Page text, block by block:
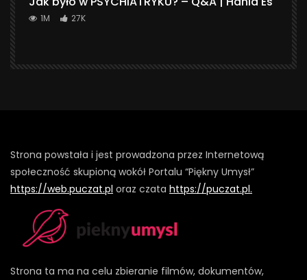
1M 27K
Strona powstała i jest prowadzona przez Internetową
społeczność skupioną wokół Portalu “Piękny Umysł”
https://web.puczat.pl oraz czata https://puczat.pl.
Strona ta ma na celu zbieranie filmów, dokumentów,